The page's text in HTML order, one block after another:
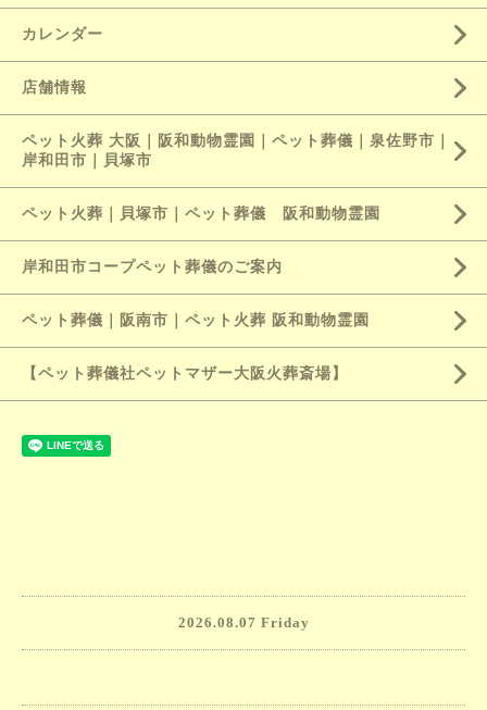
カレンダー
店舗情報
ペット火葬 大阪｜阪和動物霊園｜ペット葬儀｜泉佐野市｜
岸和田市｜貝塚市
ペット火葬｜貝塚市｜ペット葬儀 阪和動物霊園
岸和田市コープペット葬儀のご案内
ペット葬儀｜阪南市｜ペット火葬 阪和動物霊園
【ペット葬儀社ペットマザー大阪火葬斎場】
2026.08.07 Friday